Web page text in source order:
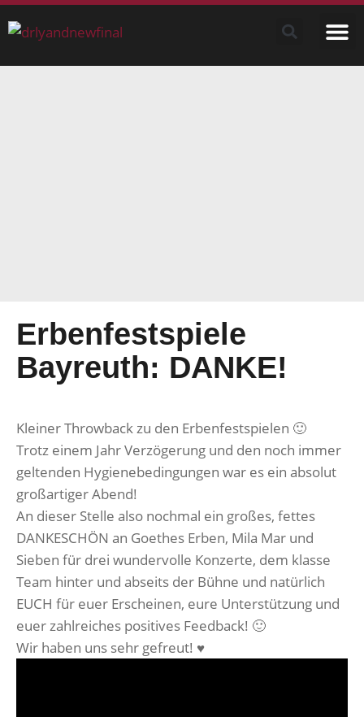
Erbenfestspiele
Bayreuth: DANKE!
Kleiner Throwback zu den Erbenfestspielen 🙂
Trotz einem Jahr Verzögerung und den noch immer
geltenden Hygienebedingungen war es ein absolut
großartiger Abend!
An dieser Stelle also nochmal ein großes, fettes
DANKESCHÖN an Goethes Erben, Mila Mar und
Sieben für drei wundervolle Konzerte, dem klasse
Team hinter und abseits der Bühne und natürlich
EUCH für euer Erscheinen, eure Unterstützung und
euer zahlreiches positives Feedback! 🙂
Wir haben uns sehr gefreut! ♥